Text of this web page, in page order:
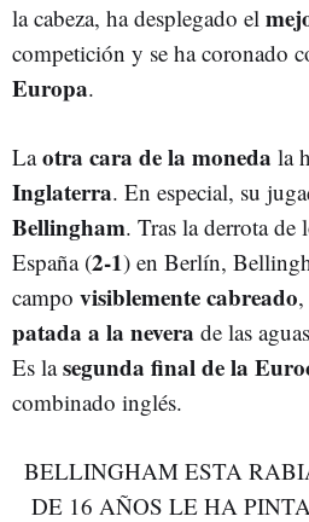
la cabeza, ha desplegado el
competición y se ha coronado
Europa.
Laotra cara de la moneda la
Inglaterra. En especial, su
Bellingham. Tras la derrota de
España (2-1) en Berlín,
campo visiblemente cabreado
patada a la nevera de las
Es lasegunda final de la
combinado inglés.
BELLINGHAM ESTA
DE 16 AÑOS LE HA